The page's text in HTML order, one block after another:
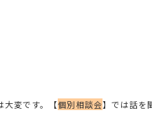
変です。 【個別相談会】では話を